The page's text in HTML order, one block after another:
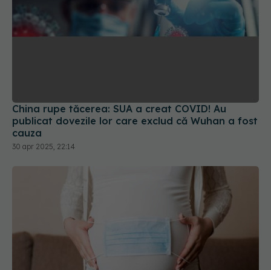
China rupe tăcerea: SUA a creat COVID! Au
publicat dovezile lor care exclud că Wuhan a fost
cauza
30 apr 2025, 22:14